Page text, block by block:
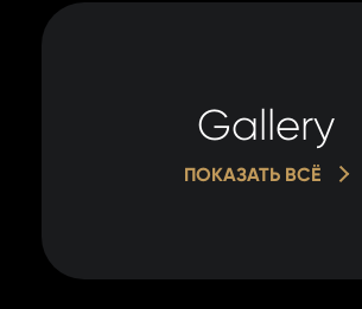
Gallery
ПОКАЗАТЬ ВСЁ